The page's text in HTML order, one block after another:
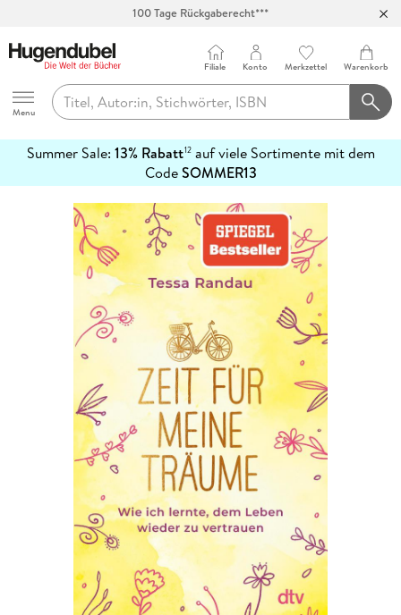
Hugendubel
Menu
Filiale Konto Merkzettel Warenkorb
Summer Sale: 13% Rabatt12auf viele Sortimente mit dem
CodeSOMMER13
erfahren